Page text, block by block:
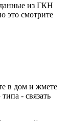
данные из ГКН
это смотрите
в дом и жмете
- связать